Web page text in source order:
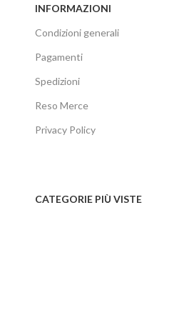
INFORMAZIONI
Condizioni generali
Pagamenti
Spedizioni
Reso Merce
Privacy Policy
CATEGORIE PIÙ VISTE